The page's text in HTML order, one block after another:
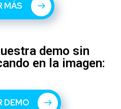
MÁS
demo sin
en la imagen:
DEMO